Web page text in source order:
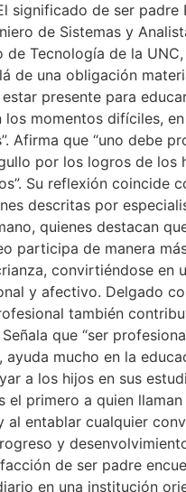
significado de ser padre
de Sistemas y
de Tecnología de la
de una obligación
estar presente para
los momentos difíciles,
Afirma que “uno debe
por los logros de los
Su reflexión coincide
descritas por
quienes destacan
participa de manera
convirtiéndose en
y afectivo. Delgado
también
que “ser
ayuda mucho en la
a los hijos en sus
el primero a quien
al entablar cualquier
y
de ser padre
en una institución